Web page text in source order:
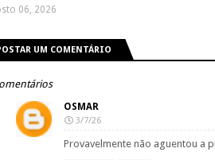
06, 2026
UM COMENTÁRIO
OSMAR
3/7/26
Provavelmente não aguentou a